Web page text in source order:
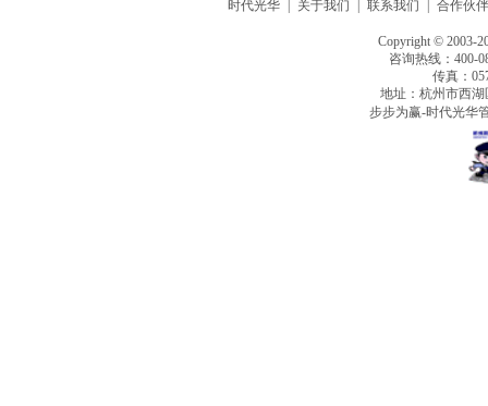
时代光华 关于我们 联系我们 合作伙伴
Copyright © 2003-
咨询热线：400-
传真：
地址：杭州市西
步步为赢-时代光华